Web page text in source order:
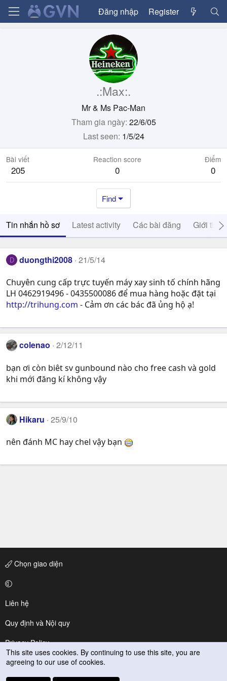
Đăng nhập Register
.:Max:.
Mr & Ms Pac-Man
Tham gia ngày 22/6/05
Last seen 1/5/24
Bài viết
205
Reaction score
0
Điểm
0
Find
Tin nhắn hồ sơ Latest activity Các bài đăng Giới thiệu
D duongthi2008 21/5/14
Chuyên cung cấp trực tuyến máy xay sinh tố chính hãng
LH 0462919496 - 0435500086 để mua hàng hoặc đặt tại
http://trihung.com - Cảm ơn các bác đã ủng hộ ạ!
colenao 2/12/11
bạn ơi còn biêt sv gunbound nào cho free cash và gold
khi mới đăng kí không vậy
Hikaru 25/9/10
nên đánh MC hay chel vậy bạn
Chọn giao diện
Liên hệ
Quy định và Nội quy
Privacy Policy
Trợ giúp
This site uses cookies. By continuing to use this site, you are
agreeing to our use of cookies.